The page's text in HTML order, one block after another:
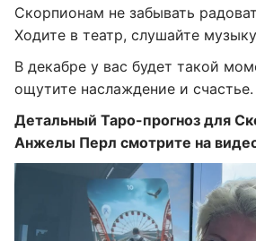
Скорпионам не забывать
Ходите в театр, слушайте
В декабре у вас будет такой
ощутите наслаждение и счастье.
Детальный Таро-прогноз для
Анжелы Перл смотрите на